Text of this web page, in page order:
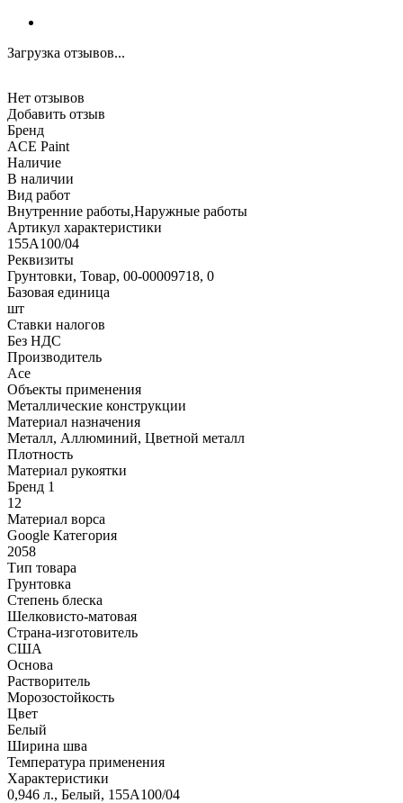
Загрузка отзывов...
Нет отзывов
Добавить отзыв
Бренд
ACE Paint
Наличие
В наличии
Вид работ
Внутренние работы,Наружные работы
Артикул характеристики
155А100/04
Реквизиты
Грунтовки, Товар, 00-00009718, 0
Базовая единица
шт
Ставки налогов
Без НДС
Производитель
Ace
Объекты применения
Металлические конструкции
Материал назначения
Металл, Аллюминий, Цветной металл
Плотность
Материал рукоятки
Бренд 1
12
Материал ворса
Google Категория
2058
Тип товара
Грунтовка
Степень блеска
Шелковисто-матовая
Страна-изготовитель
США
Основа
Растворитель
Морозостойкость
Цвет
Белый
Ширина шва
Температура применения
Характеристики
0,946 л., Белый, 155А100/04